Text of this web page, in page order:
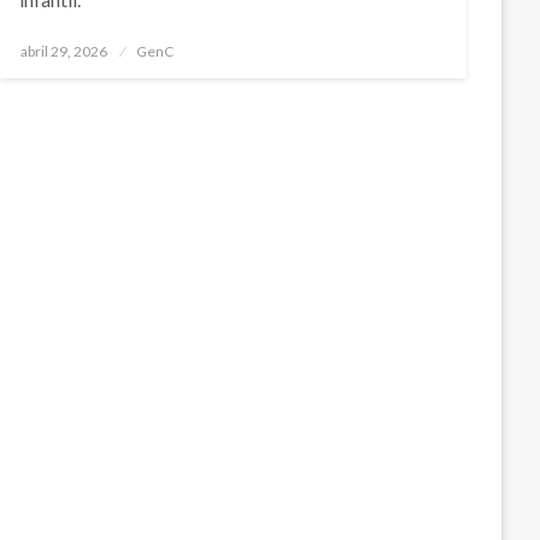
Publicado
abril 29, 2026 GenC